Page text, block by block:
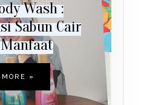
Wash :
Sabun Cair
MORE »